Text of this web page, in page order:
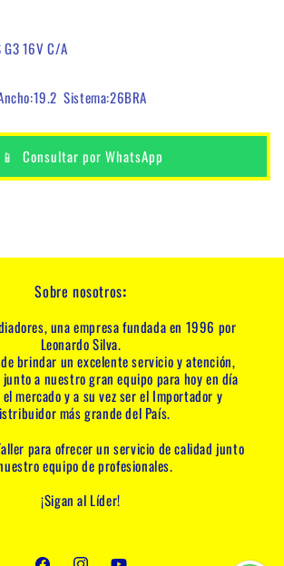
G3 16V C/A
Sistema:26BRA
📱 Consultar por WhatsApp
Sobre nosotros:
una empresa fundada en 1996 por
Leonardo Silva.
brindar un excelente servicio y atención,
a nuestro gran equipo para hoy en día
mercado y a su vez ser el Importador y
más grande del País.
para ofrecer un servicio de calidad junto
equipo de profesionales.
¡Sigan al Líder!